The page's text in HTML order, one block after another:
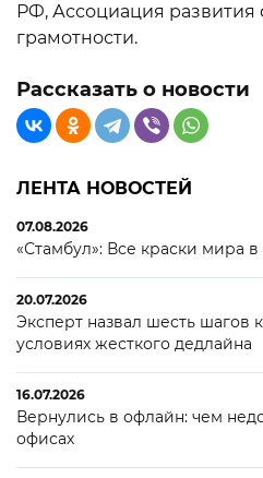
РФ, Ассоциация развития
грамотности.
Рассказать о новости
ЛЕНТА НОВОСТЕЙ
07.08.2026
«Стамбул»: Все краски мира
20.07.2026
Эксперт назвал шесть шагов
условиях жесткого дедлайна
16.07.2026
Вернулись в офлайн: чем
офисах